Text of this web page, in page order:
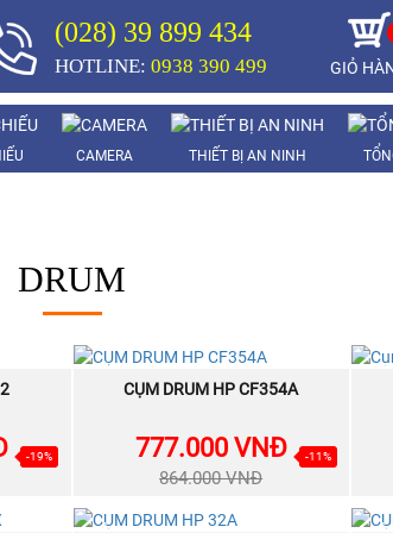
(028) 39 899 434
HOTLINE:0938 390 499
GIỎ
CAMERA THIẾT BỊ AN NINH
DRUM
-19%
BÁN
CHẠY
MUA NGAY
CỤM DRUM HP CF354A
777.000 VNĐ
864.000 VNĐ
-11%